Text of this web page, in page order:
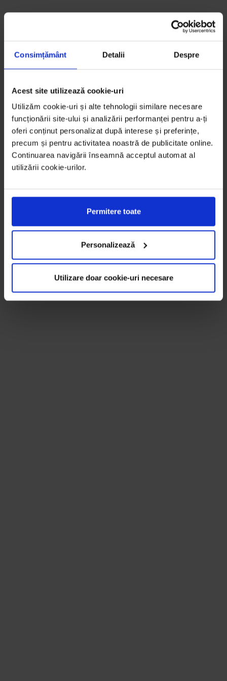
Consimțământ Detalii Despre
Acest site utilizează cookie-uri
Utilizăm cookie-uri și alte tehnologii similare necesare
funcționării site-ului și analizării performanței pentru a-ți
oferi conținut personalizat după interese și preferințe,
precum și pentru activitatea noastră de publicitate online.
Continuarea navigării înseamnă acceptul automat al
utilizării cookie-urilor.
Permitere toate
Personalizează
Utilizare doar cookie-uri necesare